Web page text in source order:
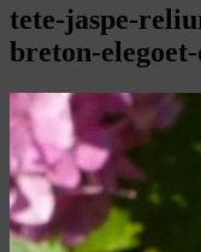
tete-jaspe-
breton-